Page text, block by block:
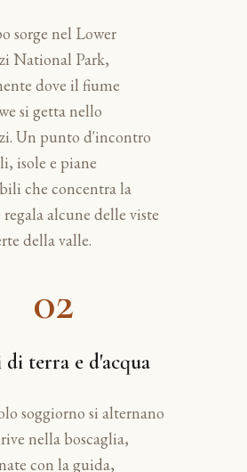
sorge nel Lower
National Park,
dove il fiume
si getta nello
Un punto d'incontro
isole e piane
che concentra la
regala alcune delle viste
della valle.
02
di terra e d'acqua
soggiorno si alternano
nella boscaglia,
con la guida,